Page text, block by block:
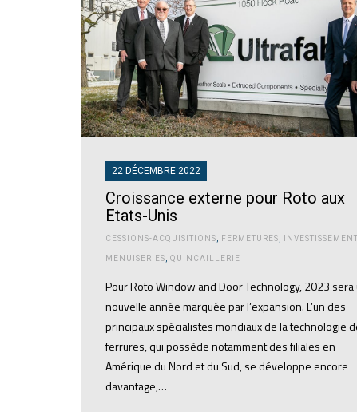
22 DÉCEMBRE 2022
Croissance externe pour Roto aux
Etats-Unis
CESSIONS-ACQUISITIONS FERMETURES
MENUISERIES QUINCAILLERIE
Pour Roto Window and Door Technology, 2023 sera
nouvelle année marquée par l’expansion. L’un des
principaux spécialistes mondiaux de la technologie
ferrures, qui possède notamment des filiales en
Amérique du Nord et du Sud, se développe encore
davantage,…